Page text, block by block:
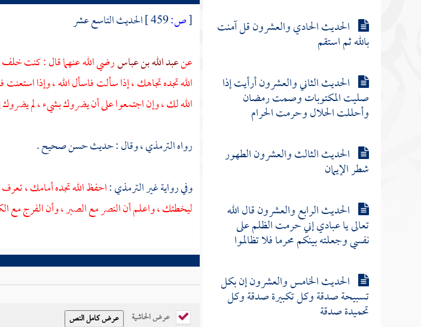
الحديث الحادي والعشرون قل آمنت
بالله ثم استقم
الحديث الثاني والعشرون أرأيت إذا
صليت المكتوبات وصمت رمضان
وأحللت الحلال وحرمت الحرام
الحديث الثالث والعشرون الطهور
شطر الإيمان
الحديث الرابع والعشرون قال الله
تعالى يا عبادي إني حرمت الظلم على
نفسي وجعلته بينكم محرما فلا تظالموا
الحديث الخامس والعشرون إن بكل
تسبيحة صدقة وكل تكبيرة صدقة وكل
تحميدة صدقة
[ص:
الحديث التاسع عشر
عنعبد الله بن عباسرضي الله عنهما قال : كنت خلف
الله تجده تجاهك ، إذا سألت فاسأل الله ، وإذا
الله لك ، وإن اجتمعوا على أن يضروك بشيء ، لم
رواهالترمذي، وقال : حديث حسن صحيح .
وفي رواية غيرالترمذي:احفظ الله تجده أمامك ،
ليخطئك ، واعلم أن النصر مع الصبر ، وأن الفرج مع
عرض الحاشية